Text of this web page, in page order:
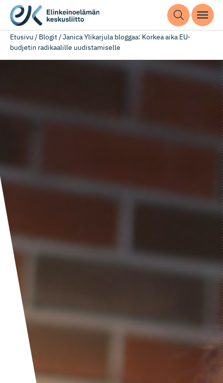
Etusivu / Blogit/Janica Ylikarjula bloggaa: Korkea aika EU-
budjetin radikaalille uudistamiselle